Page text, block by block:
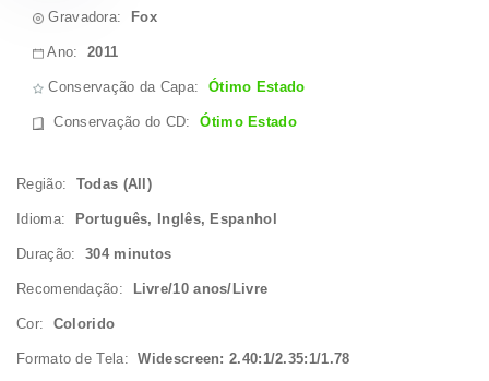
Gravadora: Fox
Ano:2011
Conservação da Capa: Ótimo Estado
Conservação do CD:Ótimo Estado
Região: Todas (All)
Idioma: Português, Inglês, Espanhol
Duração: 304 minutos
Recomendação: Livre/10 anos/Livre
Cor: Colorido
Formato de Tela:Widescreen: 2.40:1/2.35:1/1.78